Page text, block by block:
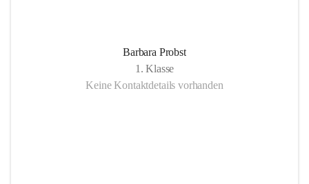
Barbara Probst
1. Klasse
Keine Kontaktdetails vorhanden